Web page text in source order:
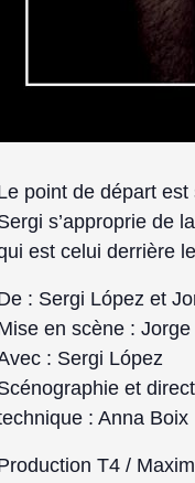
point de départ
s’approprie de
est celui derrière
: Sergi López et
en scène :
: Sergi López
et
: Anna Boix
T4 /